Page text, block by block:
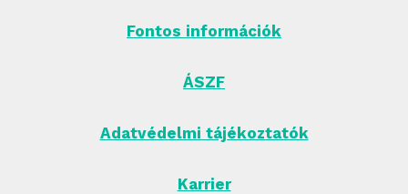
Fontos információk
ÁSZF
Adatvédelmi tájékoztatók
Karrier